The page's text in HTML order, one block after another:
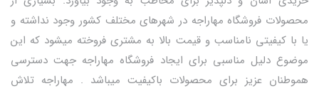
محصولات فروشگاه مهاراجه در شهرهای مختلف کشور وجود نداشته و
یا با کیفیتی نامناسب و قیمت بالا به مشتری فروخته میشود که این
موضوع دلیل مناسبی برای ایجاد فروشگاه مهاراجه جهت دسترسی
هموطنان عزیز برای محصولات باکیفیت میباشد . مهاراجه تلاش